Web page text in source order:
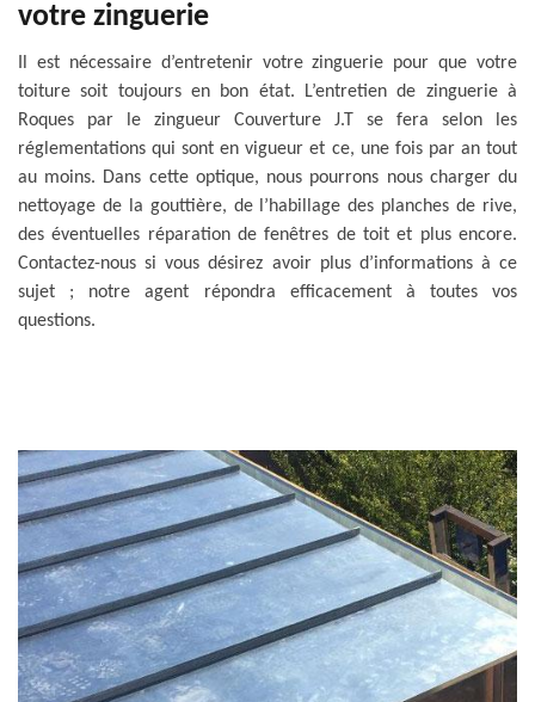
votre zinguerie
Il est nécessaire d’entretenir votre zinguerie pour que votre
toiture soit toujours en bon état. L’entretien de zinguerie à
Roques par le zingueur Couverture J.T se fera selon les
réglementations qui sont en vigueur et ce, une fois par an tout
au moins. Dans cette optique, nous pourrons nous charger du
nettoyage de la gouttière, de l’habillage des planches de rive,
des éventuelles réparation de fenêtres de toit et plus encore.
Contactez-nous si vous désirez avoir plus d’informations à ce
sujet ; notre agent répondra efficacement à toutes vos
questions.